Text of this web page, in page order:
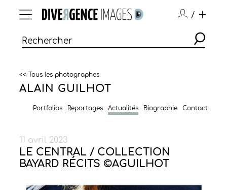
/
<< Tous les photographes
ALAIN GUILHOT
Portfolios Reportages Actualités Biographie Contact
11 avril 2023
LE CENTRAL / COLLECTION
BAYARD RÉCITS ©AGUILHOT